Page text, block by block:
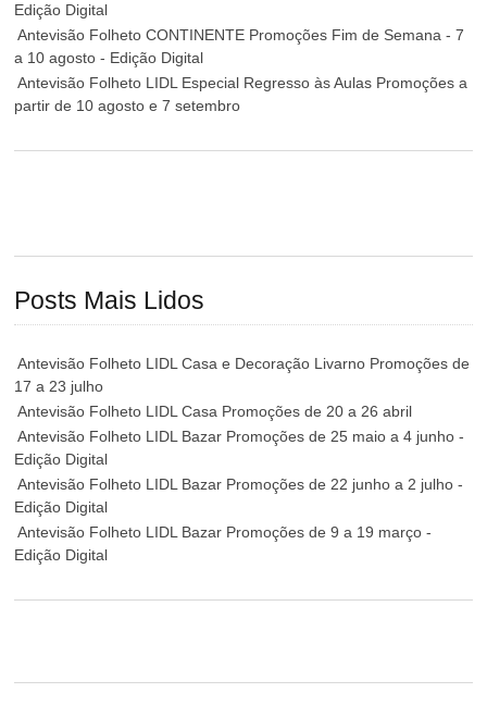
Edição Digital
Antevisão Folheto CONTINENTE Promoções Fim de Semana - 7
a 10 agosto - Edição Digital
Antevisão Folheto LIDL Especial Regresso às Aulas Promoções a
partir de 10 agosto e 7 setembro
Posts Mais Lidos
Antevisão Folheto LIDL Casa e Decoração Livarno Promoções de
17 a 23 julho
Antevisão Folheto LIDL Casa Promoções de 20 a 26 abril
Antevisão Folheto LIDL Bazar Promoções de 25 maio a 4 junho -
Edição Digital
Antevisão Folheto LIDL Bazar Promoções de 22 junho a 2 julho -
Edição Digital
Antevisão Folheto LIDL Bazar Promoções de 9 a 19 março -
Edição Digital